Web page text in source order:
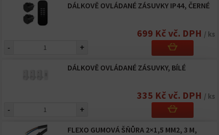
DÁLKOVĚ OVLÁDANÉ ZÁSUVKY IP44, ČERNÉ
699 Kč vč. DPH / ks
- +
DÁLKOVĚ OVLÁDANÉ ZÁSUVKY, BÍLÉ
335 Kč vč. DPH / ks
- +
FLEXO GUMOVÁ ŠŇŮRA 2×1,5 MM2, 3 M,